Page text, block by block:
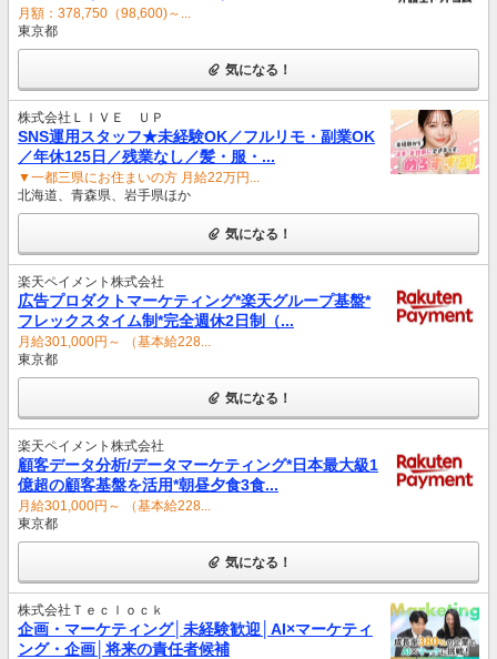
月額：378,750（98,600)～...
東京都
気になる！
株式会社ＬＩＶＥ ＵＰ
SNS運用スタッフ★未経験OK／フルリモ・副業OK
／年休125日／残業なし／髪・服・...
▼一都三県にお住まいの方 月給22万円...
北海道、青森県、岩手県ほか
気になる！
楽天ペイメント株式会社
広告プロダクトマーケティング*楽天グループ基盤*
フレックスタイム制*完全週休2日制（...
月給301,000円～ （基本給228...
東京都
気になる！
楽天ペイメント株式会社
顧客データ分析/データマーケティング*日本最大級1
億超の顧客基盤を活用*朝昼夕食3食...
月給301,000円～ （基本給228...
東京都
気になる！
株式会社Ｔｅｃｌｏｃｋ
企画・マーケティング│未経験歓迎│AI×マーケティ
ング・企画│将来の責任者候補